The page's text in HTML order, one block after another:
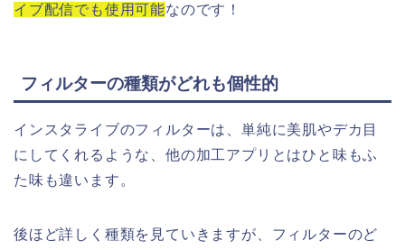
イブ配信でも使用可能なのです！
フィルターの種類がどれも個性的
インスタライブのフィルターは、単純に美肌やデカ目
にしてくれるような、他の加工アプリとはひと味もふ
た味も違います。
後ほど詳しく種類を見ていきますが、フィルターのど